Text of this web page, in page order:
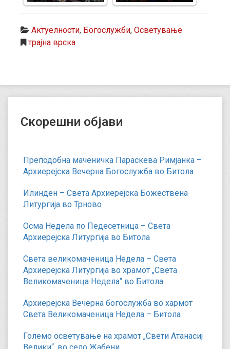
Актуелности, Богослужби, Осветување
трајна врска
Скорешни објави
Преподобна маченичка Параскева Римјанка –
Архиерејска Вечерна Богослужба во Битола
Илинден – Света Архиерејска Божествена
Литургија во Трново
Осма Недела по Педесетница – Света
Архиерејска Литургија во Битола
Света великомаченица Недела – Света
Архиерејска Литургија во храмот „Света
Великомаченица Недела“ во Битола
Архиерејска Вечерна богослужба во хармот
Света Великомаченица Недела – Битола
Големо осветување на храмот „Свети Атанасиј